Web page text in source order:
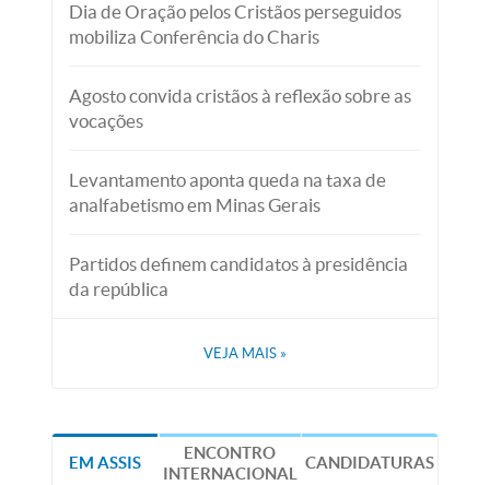
Dia de Oração pelos Cristãos perseguidos
mobiliza Conferência do Charis
Agosto convida cristãos à reflexão sobre as
vocações
Levantamento aponta queda na taxa de
analfabetismo em Minas Gerais
Partidos definem candidatos à presidência
da república
VEJA MAIS »
EM ASSIS
ENCONTRO
INTERNACIONAL
CANDIDATURAS